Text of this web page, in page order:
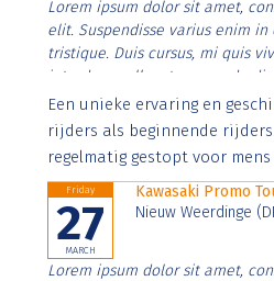
Lorem ipsum dolor sit amet,
elit. Suspendisse varius enim
tristique. Duis cursus, mi quis
interdum nulla, ut commodo
Aenean faucibus nibh et justo
imperdiet. Nunc ut sem vitae
Een unieke ervaring en
rijders als beginnende
regelmatig gestopt voor
Friday
27
MARCH
Kawasaki Promo
Nieuw Weerdinge
Lorem ipsum dolor sit amet,